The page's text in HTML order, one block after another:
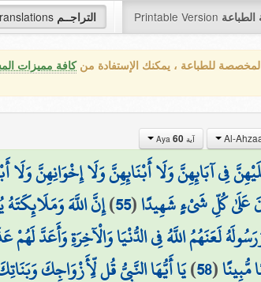
التراجــم Printable Version الطباعة
للطباعة ، يمكنك الإستفادة منكافة مميزات
آية Aya 60
فِي آبَائِهِنَّ وَلَا أَبْنَائِهِنَّ وَلَا إِخْوَانِهِنَّ وَلَا
عَلَىٰ كُلِّ شَيْءٍ شَهِيدًا(
55
)إِنَّ اللَّهَ
لَعَنَهُمُ اللَّهُ فِي الدُّنْيَا وَالْآخِرَةِ وَأَعَدَّ لَهُمْ
مُّبِينًا(
58
)يَا أَيُّهَا النَّبِيُّ قُل لِّأَزْوَاجِكَ